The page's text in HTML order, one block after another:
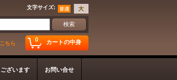
文字サイズ:
0 カートの中身
ちら
ざいます お問い合せ